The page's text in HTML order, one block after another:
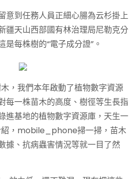
意到任務人員正細心腸為云杉掛上
疆天山西部國有林治理局尼勒克分
每株樹的“電子成分證”。
，我們本年啟動了植物數字資源
每一株苗木的高度、樹徑等生長指
進基地的植物數字資源庫，天生一
紹，mobile_phone掃一掃，苗木
據、抗病蟲害情況等就一目了然